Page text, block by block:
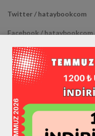
Twitter / hataybookcom
Facebook / hataybookcom
Youtube / hataybookcom
Diğer Mağazalarımız :
Trendyol >> HATAYBOOK